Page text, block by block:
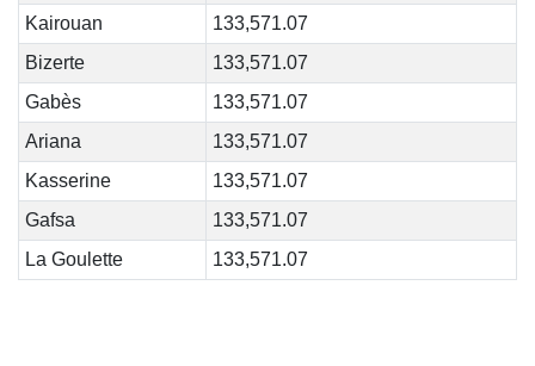
Kairouan
133,571.07
Bizerte
133,571.07
Gabès
133,571.07
Ariana
133,571.07
Kasserine
133,571.07
Gafsa
133,571.07
La Goulette
133,571.07